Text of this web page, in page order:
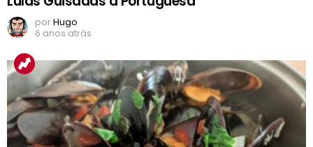
porHugo
6 anos atrás